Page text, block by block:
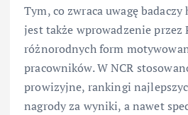
Tym, co zwraca uwagę
jest także wprowadzenie przez
różnorodnych form
pracowników. W NCR
prowizyjne, rankingi
nagrody za wyniki, a nawet